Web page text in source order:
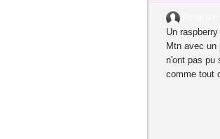
Un
Mtn avec un
n'ont pas pu
comme tout